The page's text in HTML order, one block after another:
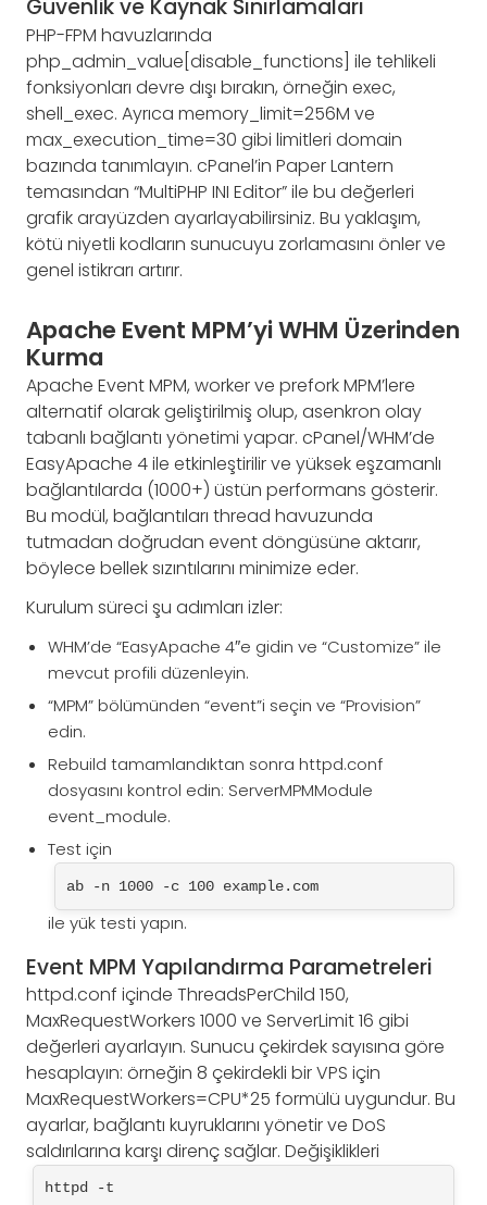
Güvenlik ve Kaynak Sınırlamaları
PHP-FPM havuzlarında
php_admin_value[disable_functions] ile tehlikeli
fonksiyonları devre dışı bırakın, örneğin exec,
shell_exec. Ayrıca memory_limit=256M ve
max_execution_time=30 gibi limitleri domain
bazında tanımlayın. cPanel’in Paper Lantern
temasından “MultiPHP INI Editor” ile bu değerleri
grafik arayüzden ayarlayabilirsiniz. Bu yaklaşım,
kötü niyetli kodların sunucuyu zorlamasını önler ve
genel istikrarı artırır.
Apache Event MPM’yi WHM Üzerinden
Kurma
Apache Event MPM, worker ve prefork MPM’lere
alternatif olarak geliştirilmiş olup, asenkron olay
tabanlı bağlantı yönetimi yapar. cPanel/WHM’de
EasyApache 4 ile etkinleştirilir ve yüksek eşzamanlı
bağlantılarda (1000+) üstün performans gösterir.
Bu modül, bağlantıları thread havuzunda
tutmadan doğrudan event döngüsüne aktarır,
böylece bellek sızıntılarını minimize eder.
Kurulum süreci şu adımları izler:
WHM’de “EasyApache 4″e gidin ve “Customize” ile
mevcut profili düzenleyin.
“MPM” bölümünden “event”i seçin ve “Provision”
edin.
Rebuild tamamlandıktan sonra httpd.conf
dosyasını kontrol edin: ServerMPMModule
event_module.
Test için
ab -n 1000 -c 100 example.com
ile yük testi yapın.
Event MPM Yapılandırma Parametreleri
httpd.conf içinde ThreadsPerChild 150,
MaxRequestWorkers 1000 ve ServerLimit 16 gibi
değerleri ayarlayın. Sunucu çekirdek sayısına göre
hesaplayın: örneğin 8 çekirdekli bir VPS için
MaxRequestWorkers=CPU*25 formülü uygundur. Bu
ayarlar, bağlantı kuyruklarını yönetir ve DoS
saldırılarına karşı direnç sağlar. Değişiklikleri
httpd -t